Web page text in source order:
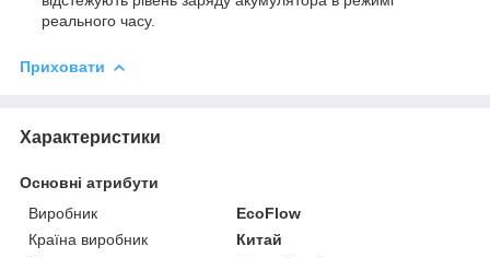
реального часу.
Приховати
Характеристики
Основні атрибути
Виробник
EcoFlow
Країна виробник
Китай